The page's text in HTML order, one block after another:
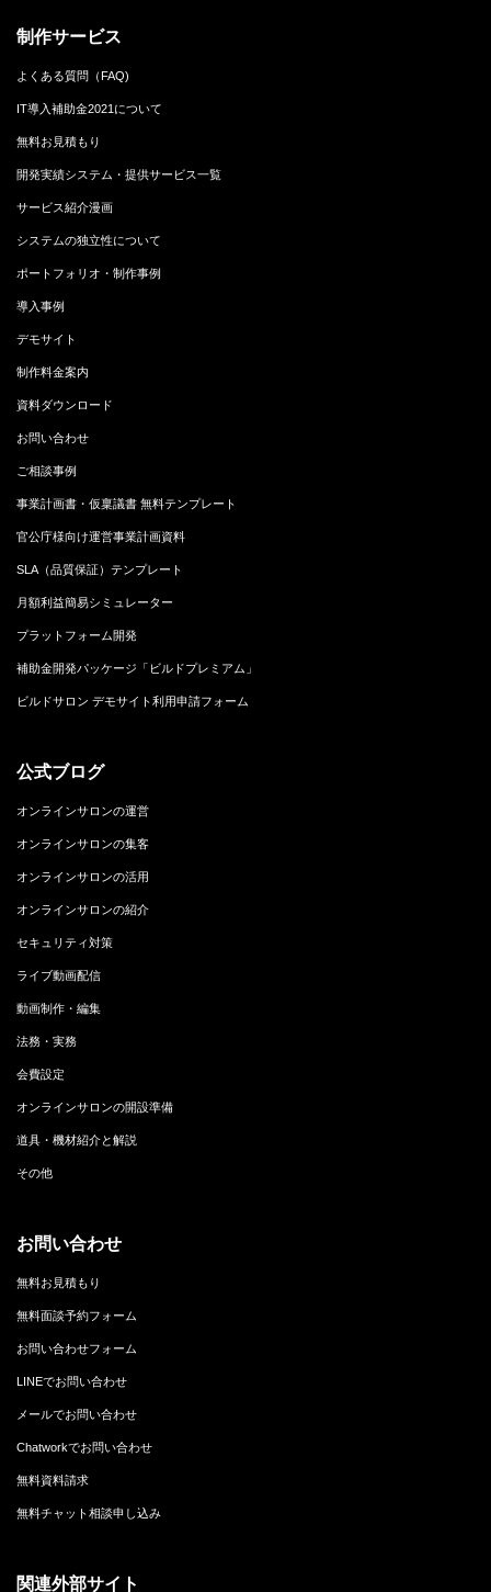
制作サービス
よくある質問（FAQ)
IT導入補助金2021について
無料お見積もり
開発実績システム・提供サービス一覧
サービス紹介漫画
システムの独立性について
ポートフォリオ・制作事例
導入事例
デモサイト
制作料金案内
資料ダウンロード
お問い合わせ
ご相談事例
事業計画書・仮稟議書 無料テンプレート
官公庁様向け運営事業計画資料
SLA（品質保証）テンプレート
月額利益簡易シミュレーター
プラットフォーム開発
補助金開発パッケージ「ビルドプレミアム」
ビルドサロン デモサイト利用申請フォーム
公式ブログ
オンラインサロンの運営
オンラインサロンの集客
オンラインサロンの活用
オンラインサロンの紹介
セキュリティ対策
ライブ動画配信
動画制作・編集
法務・実務
会費設定
オンラインサロンの開設準備
道具・機材紹介と解説
その他
お問い合わせ
無料お見積もり
無料面談予約フォーム
お問い合わせフォーム
LINEでお問い合わせ
メールでお問い合わせ
Chatworkでお問い合わせ
無料資料請求
無料チャット相談申し込み
関連外部サイト